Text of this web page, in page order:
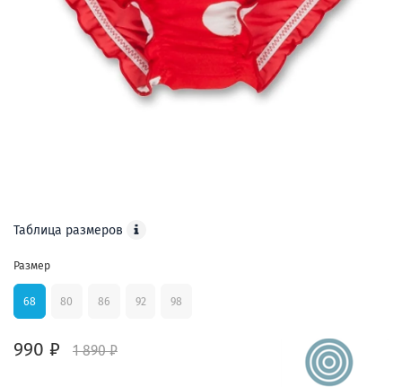
990 ₽ 1 890 ₽
Таблица размеров
Размер
68 80 86 92 98